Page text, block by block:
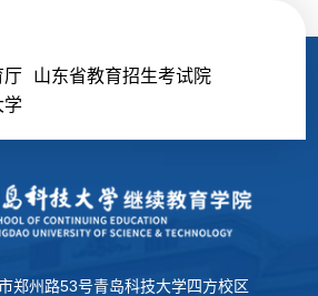
厅
山东省教育招生考试院
学
郑州路53号青岛科技大学四方校区